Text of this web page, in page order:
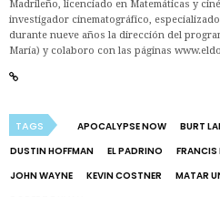
Madrileño, licenciado en Matemáticas y
investigador cinematográfico,
durante nueve años la dirección del
María) y colaboro con las páginas
TAGS APOCALYPSE NOW BURT
DUSTIN HOFFMAN
EL PADRINO
JOHN WAYNE
KEVIN COSTNER MATAR